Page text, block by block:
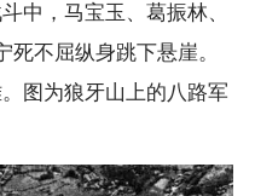
中，马宝玉、葛振林、
不屈纵身跳下悬崖。
图为狼牙山上的八路军